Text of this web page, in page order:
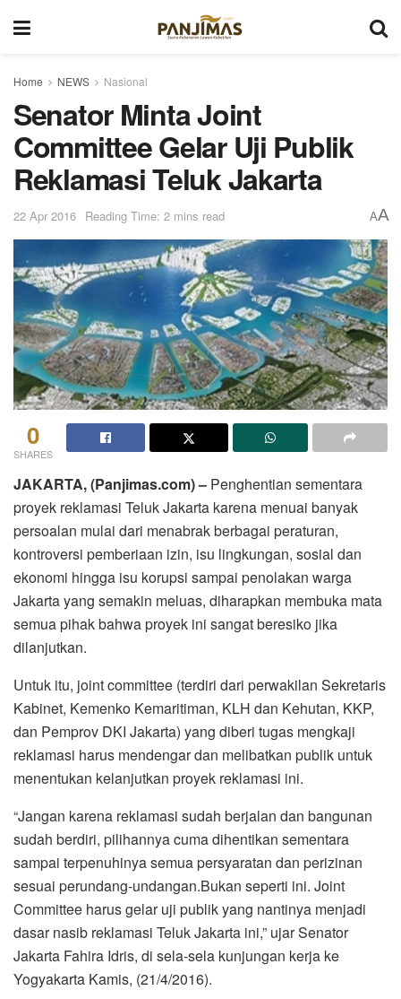
Home NEWS Nasional
Senator Minta Joint
Committee Gelar Uji Publik
Reklamasi Teluk Jakarta
22 Apr 2016 Reading Time: 2 mins read AA
0
SHARES
JAKARTA, (Panjimas.com) – Penghentian sementara
proyek reklamasi Teluk Jakarta karena menuai banyak
persoalan mulai dari menabrak berbagai peraturan,
kontroversi pemberiaan izin, isu lingkungan, sosial dan
ekonomi hingga isu korupsi sampai penolakan warga
Jakarta yang semakin meluas, diharapkan membuka mata
semua pihak bahwa proyek ini sangat beresiko jika
dilanjutkan.
Untuk itu, joint committee (terdiri dari perwakilan Sekretaris
Kabinet, Kemenko Kemaritiman, KLH dan Kehutan, KKP,
dan Pemprov DKI Jakarta) yang diberi tugas mengkaji
reklamasi harus mendengar dan melibatkan publik untuk
menentukan kelanjutkan proyek reklamasi ini.
“Jangan karena reklamasi sudah berjalan dan bangunan
sudah berdiri, pilihannya cuma dihentikan sementara
sampai terpenuhinya semua persyaratan dan perizinan
sesuai perundang-undangan.Bukan seperti ini. Joint
Committee harus gelar uji publik yang nantinya menjadi
dasar nasib reklamasi Teluk Jakarta ini,” ujar Senator
Jakarta Fahira Idris, di sela-sela kunjungan kerja ke
Yogyakarta Kamis, (21/4/2016).